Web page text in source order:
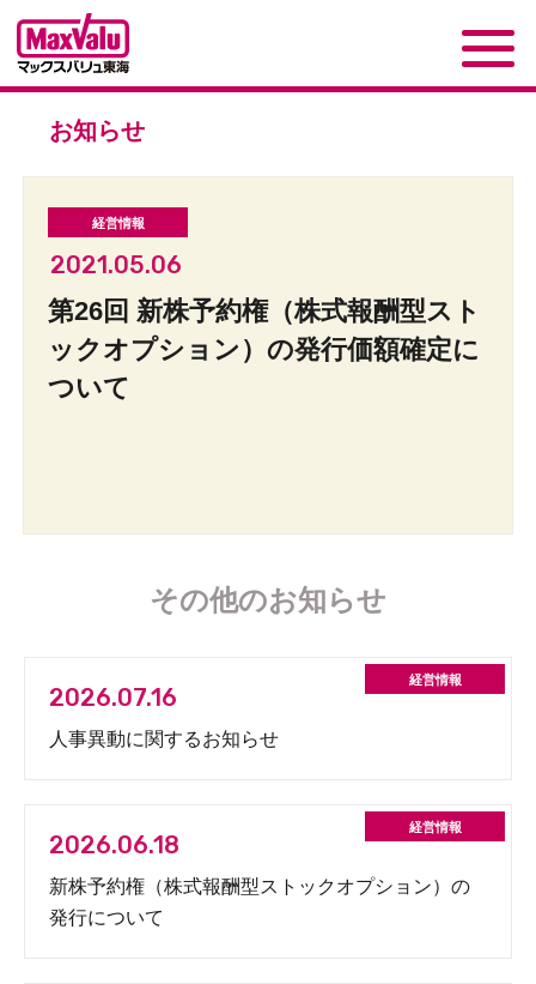
お知らせ
2021.05.06
第26回 新株予約権（株式報酬型スト
ックオプション）の発行価額確定に
ついて
その他のお知らせ
2026.07.16
人事異動に関するお知らせ
2026.06.18
新株予約権（株式報酬型ストックオプション）の
発行について